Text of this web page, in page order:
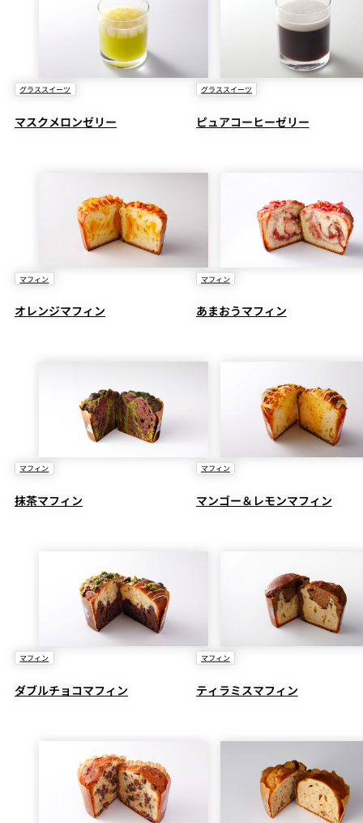
グラススイーツ
マスクメロンゼリー
グラススイーツ
ピュアコーヒーゼリー
マフィン
オレンジマフィン
マフィン
あまおうマフィン
マフィン
抹茶マフィン
マフィン
マンゴー＆レモンマフィン
マフィン
ダブルチョコマフィン
マフィン
ティラミスマフィン